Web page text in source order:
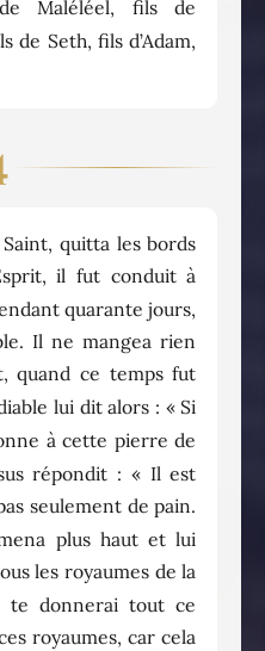
Maléléel, fils de
de Seth, fils d’Adam,
Saint, quitta les bords
il fut conduit à
quarante jours,
Il ne mangea rien
quand ce temps fut
lui dit alors : « Si
à cette pierre de
répondit : « Il est
seulement de pain.
plus haut et lui
les royaumes de la
donnerai tout ce
royaumes, car cela